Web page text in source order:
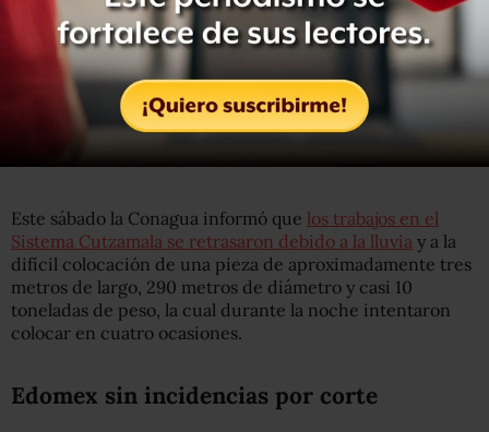
Hasta el momento, ya se han terminado las soldaduras de
los frentes 1 y 2 y se trabaja sobre la soldadura de la pieza
que ayudará a embonar ambos frentes.
pic.twitter.com/gGjJcVpzg4
Este sábado la Conagua informó que los trabajos en el
Sistema Cutzamala se retrasaron debido a la lluvia y a la
difícil colocación de una pieza de aproximadamente tres
metros de largo, 290 metros de diámetro y casi 10
toneladas de peso, la cual durante la noche intentaron
colocar en cuatro ocasiones.
Edomex sin incidencias por corte